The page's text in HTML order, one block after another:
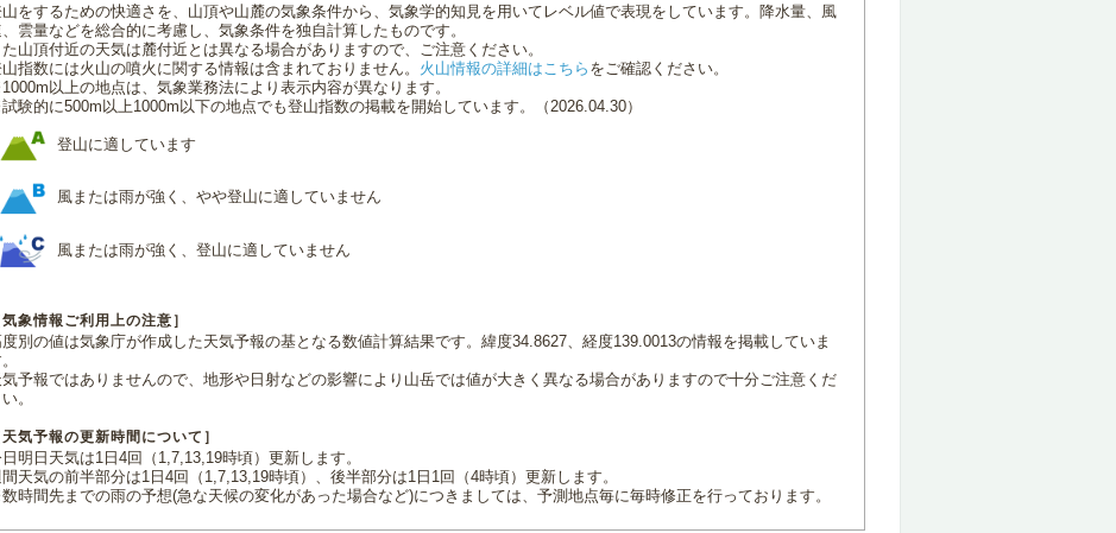
をするための快適さを、山頂や山麓の気象条件から、気象学的知見を用いてレベル値で表現をしています。降水量、風
雲量などを総合的に考慮し、気象条件を独自計算したものです。
た山頂付近の天気は麓付近とは異なる場合がありますので、ご注意ください。
指数には火山の噴火に関する情報は含まれておりません。 火山情報の詳細はこちら をご確認ください。
以上の地点は、気象業務法により表示内容が異なります。
験的に500m以上1000m以下の地点でも登山指数の掲載を開始しています。（2026.04.30）
登山に適しています
風または雨が強く、やや登山に適していません
風または雨が強く、登山に適していません
気象情報ご利用上の注意］
別の値は気象庁が作成した天気予報の基となる数値計算結果です。緯度34.8627、経度139.0013の情報を掲載していま
気予報ではありませんので、地形や日射などの影響により山岳では値が大きく異なる場合がありますので十分ご注意くだ
。
天気予報の更新時間について］
明日天気は1日4回（1,7,13,19時頃）更新します。
天気の前半部分は1日4回（1,7,13,19時頃）、後半部分は1日1回（4時頃）更新します。
時間先までの雨の予想(急な天候の変化があった場合など)につきましては、予測地点毎に毎時修正を行っております。